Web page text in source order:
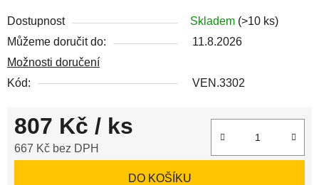
Dostupnost Skladem (>10 ks)
Můžeme doručit do:
11.8.2026
Možnosti doručení
Kód:
VEN.3302
807 Kč / ks
667 Kč bez DPH
DO KOŠÍKU